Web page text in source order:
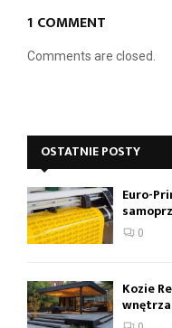
1 COMMENT
Comments are closed.
OSTATNIE POSTY
Euro-
0
Kozie
wnętrza